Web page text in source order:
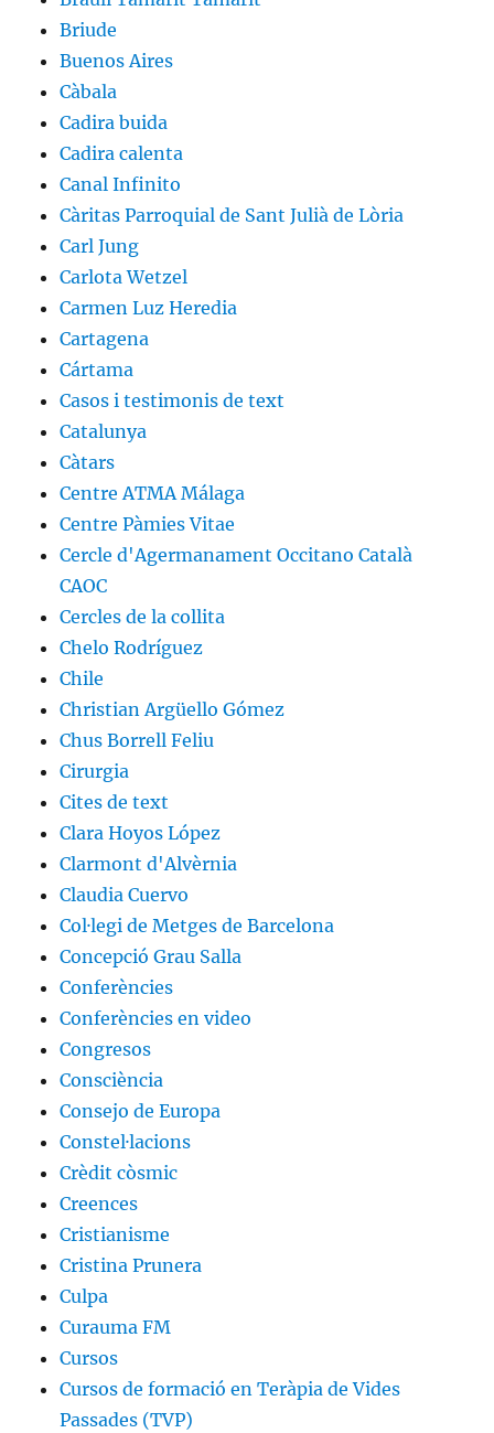
Briude
Buenos Aires
Càbala
Cadira buida
Cadira calenta
Canal Infinito
Càritas Parroquial de Sant Julià de Lòria
Carl Jung
Carlota Wetzel
Carmen Luz Heredia
Cartagena
Cártama
Casos i testimonis de text
Catalunya
Càtars
Centre ATMA Málaga
Centre Pàmies Vitae
Cercle d'Agermanament Occitano Català
CAOC
Cercles de la collita
Chelo Rodríguez
Chile
Christian Argüello Gómez
Chus Borrell Feliu
Cirurgia
Cites de text
Clara Hoyos López
Clarmont d'Alvèrnia
Claudia Cuervo
Col·legi de Metges de Barcelona
Concepció Grau Salla
Conferències
Conferències en video
Congresos
Consciència
Consejo de Europa
Constel·lacions
Crèdit còsmic
Creences
Cristianisme
Cristina Prunera
Culpa
Curauma FM
Cursos
Cursos de formació en Teràpia de Vides
Passades (TVP)